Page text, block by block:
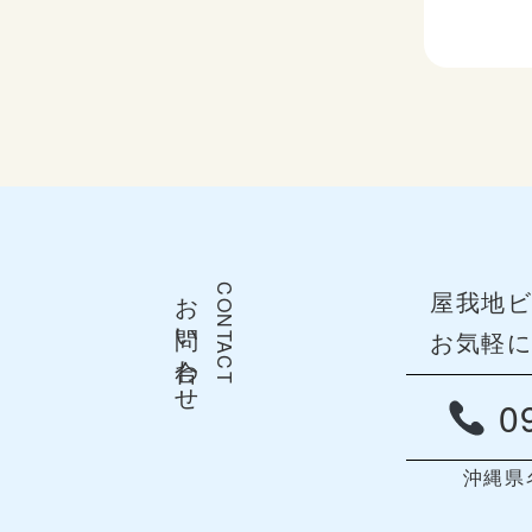
CONTACT
お問い合わせ
屋我地
お気軽
沖縄